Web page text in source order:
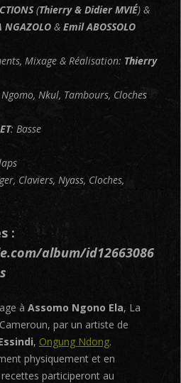
(Thierry & Didier MVIÉ) &
NGAZOLO& Emil ABOSSOLO
Mixage & Réalisation: Thierry
Nkul, Tambours, Cloches
: Basse
Claviers, Nyass, Cloches,
:
album/id12663086
à Assomo Ngono Ela, La
par un artiste de
, Ongung Ndong.
physiquement et en
participeront au